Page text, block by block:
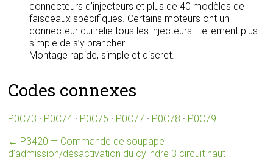
connecteurs d’injecteurs et plus de 40 modèles de
faisceaux spécifiques. Certains moteurs ont un
connecteur qui relie tous les injecteurs : tellement plus
simple de s’y brancher.
Montage rapide, simple et discret.
Codes connexes
P0C73 · P0C74 · P0C75 · P0C77 · P0C78 · P0C79
← P3420 — Commande de soupape
d’admission/désactivation du cylindre 3 circuit haut